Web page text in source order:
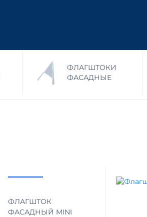
ФЛАГШТОКИ
ФАСАДНЫЕ
ФЛАГШТОК
ФАСАДНЫЙ MINI